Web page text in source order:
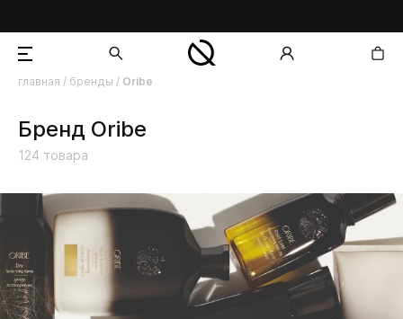
главная / бренды / Oribe
Бренд Oribe
124 товара